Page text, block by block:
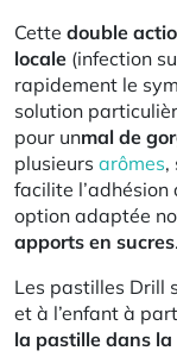
Cette double
locale (infection
rapidement le
solution
pour unmal de
plusieurs arômes,
facilite
option adaptée
apports en sucres.​
Les pastilles Drill
et à l’enfant à
la pastille dans